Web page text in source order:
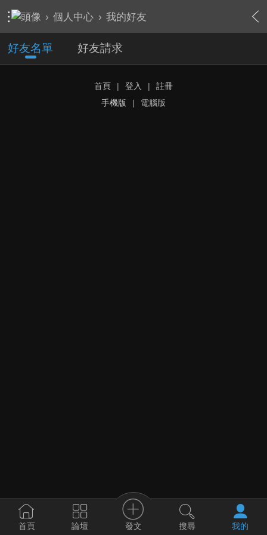
› 個人中心 › 我的好友
好友名單 好友請求
首頁 | 登入 |
註冊
手機版
| 電腦版
首頁 論壇 發文 搜尋 我的